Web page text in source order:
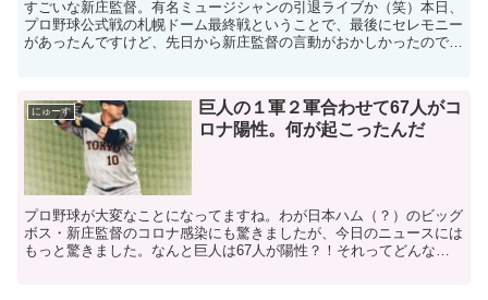
すごいな新庄監督。有名ミュージシャンの引退ライブか（笑）本日、
プロ野球公式戦の札幌ドーム最終戦ということで、最後にセレモニー
があったんですけど、先日から新庄監督の言動がおかしかったので、
にゅーす
巨人の１軍２軍合わせて67人がコ
ロナ陽性。何が起こったんだ
プロ野球が大変なことになってますね。わが日本ハム（？）のビッグ
ボス・新庄監督のコロナ感染にも驚きましたが、今日のニュースには
もっと驚きました。なんと巨人は67人が陽性？！それってどんな状